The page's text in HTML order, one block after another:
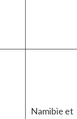
Namibie et